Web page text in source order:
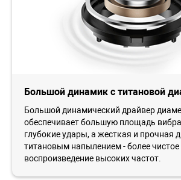
Большой динамик с титановой
Большой динамический драйвер
обеспечивает большую площадь
глубокие удары, а жесткая и прочная
титановым напылением - более чистое
воспроизведение высоких частот.